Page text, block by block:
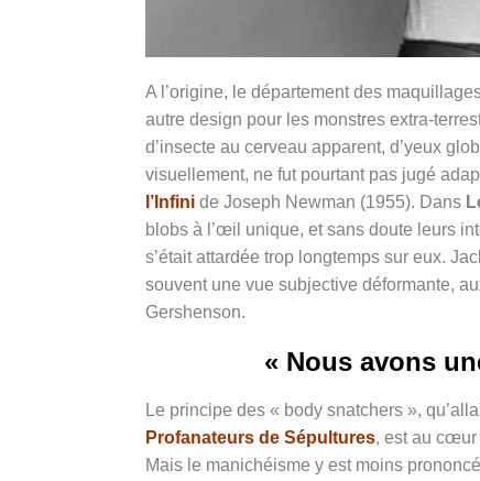
A l’origine, le département des
autre design pour les monstres extra-
d’insecte au cerveau apparent, d’yeux
visuellement, ne fut pourtant pas jugé
l’Infini de Joseph Newman (1955). Dans
blobs à l’œil unique, et sans doute leurs
s’était attardée trop longtemps sur eux.
souvent une vue subjective déformante,
Gershenson.
« Nous avons
Le principe des « body snatchers »,
Profanateurs de Sépultures, est au cœur
Mais le manichéisme y est moins